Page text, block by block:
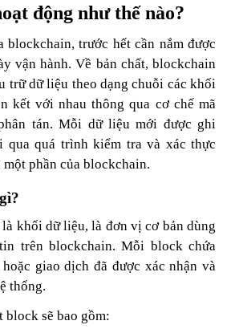
động như thế nào?
trước hết cần nắm được
vận hành. Về bản chất, blockchain
trữ dữ liệu theo dạng chuỗi các khối
kết với nhau thông qua cơ chế mã
tán. Mỗi dữ liệu mới được ghi
qua quá trình kiểm tra và xác thực
phần của blockchain.
khối dữ liệu, là đơn vị cơ bản dùng
trên blockchain. Mỗi block chứa
giao dịch đã được xác nhận và
thống.
block sẽ bao gồm: